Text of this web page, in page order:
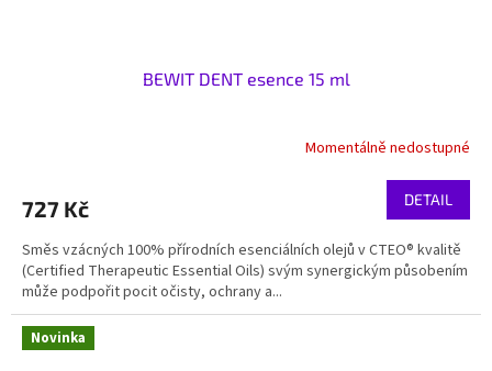
BEWIT DENT esence 15 ml
Momentálně nedostupné
727 Kč DETAIL
Směs vzácných 100% přírodních esenciálních olejů v CTEO® kvalitě
(Certified Therapeutic Essential Oils) svým synergickým působením
může podpořit pocit očisty, ochrany a...
Novinka